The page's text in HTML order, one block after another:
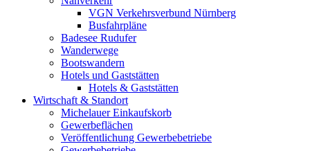
VGN Verkehrsverbund Nürnberg
Busfahrpläne
Badesee Rudufer
Wanderwege
Bootswandern
Hotels und Gaststätten
Hotels & Gaststätten
Wirtschaft & Standort
Michelauer Einkaufskorb
Gewerbeflächen
Veröffentlichung Gewerbebetriebe